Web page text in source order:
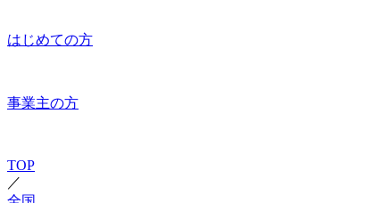
はじめての方
事業主の方
TOP
／